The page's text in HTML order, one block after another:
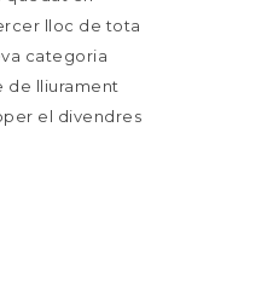
lloc de tota
categoria
de lliurament
el divendres